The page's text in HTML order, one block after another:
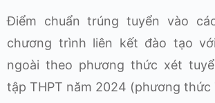
Điểm chuẩn trúng tuyển vào
chương trình liên kết đào tạo
ngoài theo phương thức xét
tập THPT năm 2024 (phương thức